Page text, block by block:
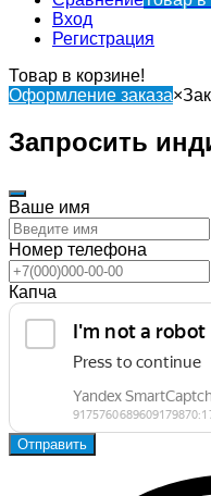
Вход
Регистрация
Товар в корзине!
Оформление заказа×
Запросить
Ваше имя
Номер телефона
Капча
Отправить